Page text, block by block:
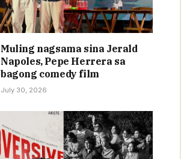
Muling nagsama sina Jerald
Napoles, Pepe Herrera sa
bagong comedy film
July 30, 2026